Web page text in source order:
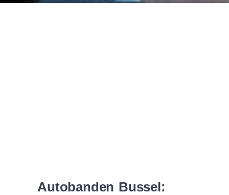
Seizoen:
Merken:
Autobanden Bussel: